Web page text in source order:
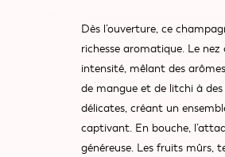
Dès l’ouverture, ce
richesse aromatique. Le
intensité, mêlant des
de mangue et de litchi à des
délicates, créant un
captivant. En bouche,
généreuse. Les fruits mûrs,